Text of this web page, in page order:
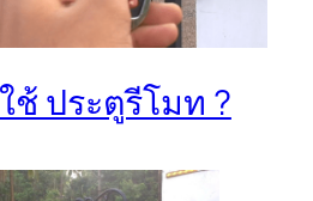
ช้ ประตูรีโมท ?